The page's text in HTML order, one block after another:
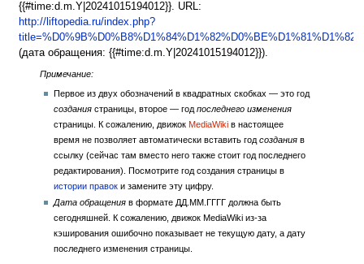
{{#time:d.m.Y|20241015194012}}. URL:
http://liftopedia.ru/index.php?
(дата обращения: {{#time:d.m.Y|20241015194012}}).
Примечание:
Первое из двух обозначений в квадратных скобках — это год
создания страницы, второе — годпоследнего изменения
страницы. К сожалению, движокMediaWiki в настоящее
время не позволяет автоматически вставить годсоздания в
ссылку (сейчас там вместо него также стоит год последнего
редактирования). Посмотрите год создания страницы в
истории правок и замените эту цифру.
Дата обращения в формате ДД.ММ.ГГГГ должна быть
сегодняшней. К сожалению, движок MediaWiki из-за
кэширования ошибочно показывает не текущую дату, а дату
последнего изменения страницы.